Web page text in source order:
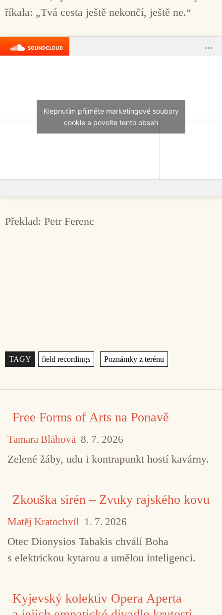
říkala: „Tvá cesta ještě nekončí, ještě ne.“
Klepnutím přijměte marketingové soubory
cookie a povolte tento obsah
Překlad: Petr Ferenc
Štítky
Free Forms of Arts na Ponavě
Tamara Bláhová 8. 7. 2026
Zelené žáby, udu i kontrapunkt hostí kavárny.
Zkouška sirén – Zvuky rajského kovu
Matěj Kratochvíl 1. 7. 2026
Otec Dionysios Tabakis chválí Boha
s elektrickou kytarou a umělou inteligencí.
Kyjevský kolektiv Opera Aperta